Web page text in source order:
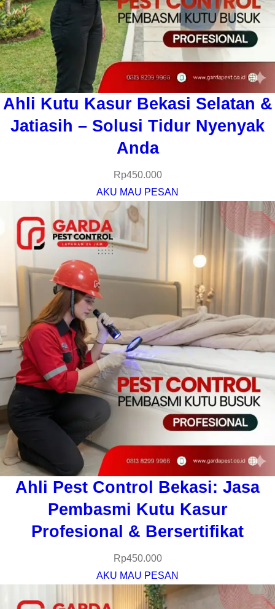
Ahli Kutu Kasur Bekasi Selatan &
Jatiasih – Solusi Tidur Nyenyak
Anda
Rp450.000
AKU MAU PESAN
Ahli Pest Control Bekasi: Jasa
Pembasmi Kutu Kasur
Profesional & Bersertifikat
Rp450.000
AKU MAU PESAN